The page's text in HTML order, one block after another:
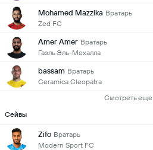
Mohamed Mazzika Вратарь
Zed FC
Amer Amer Вратарь
Газль Эль-Мехалла
bassam Вратарь
Ceramica Cleopatra
Смотреть еще
Сейвы
Zifo Вратарь
Modern Sport FC